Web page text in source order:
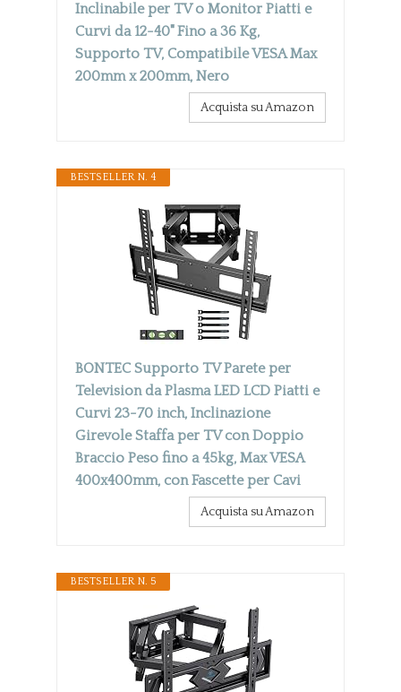
Inclinabile per TV o Monitor Piatti e
Curvi da 12-40" Fino a 36 Kg,
Supporto TV, Compatibile VESA Max
200mm x 200mm, Nero
Acquista su Amazon
BESTSELLER N. 4
BONTEC Supporto TV Parete per
Television da Plasma LED LCD Piatti e
Curvi 23-70 inch, Inclinazione
Girevole Staffa per TV con Doppio
Braccio Peso fino a 45kg, Max VESA
400x400mm, con Fascette per Cavi
Acquista su Amazon
BESTSELLER N. 5